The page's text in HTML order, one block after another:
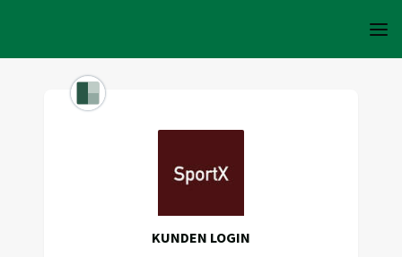
KUNDEN LOGIN